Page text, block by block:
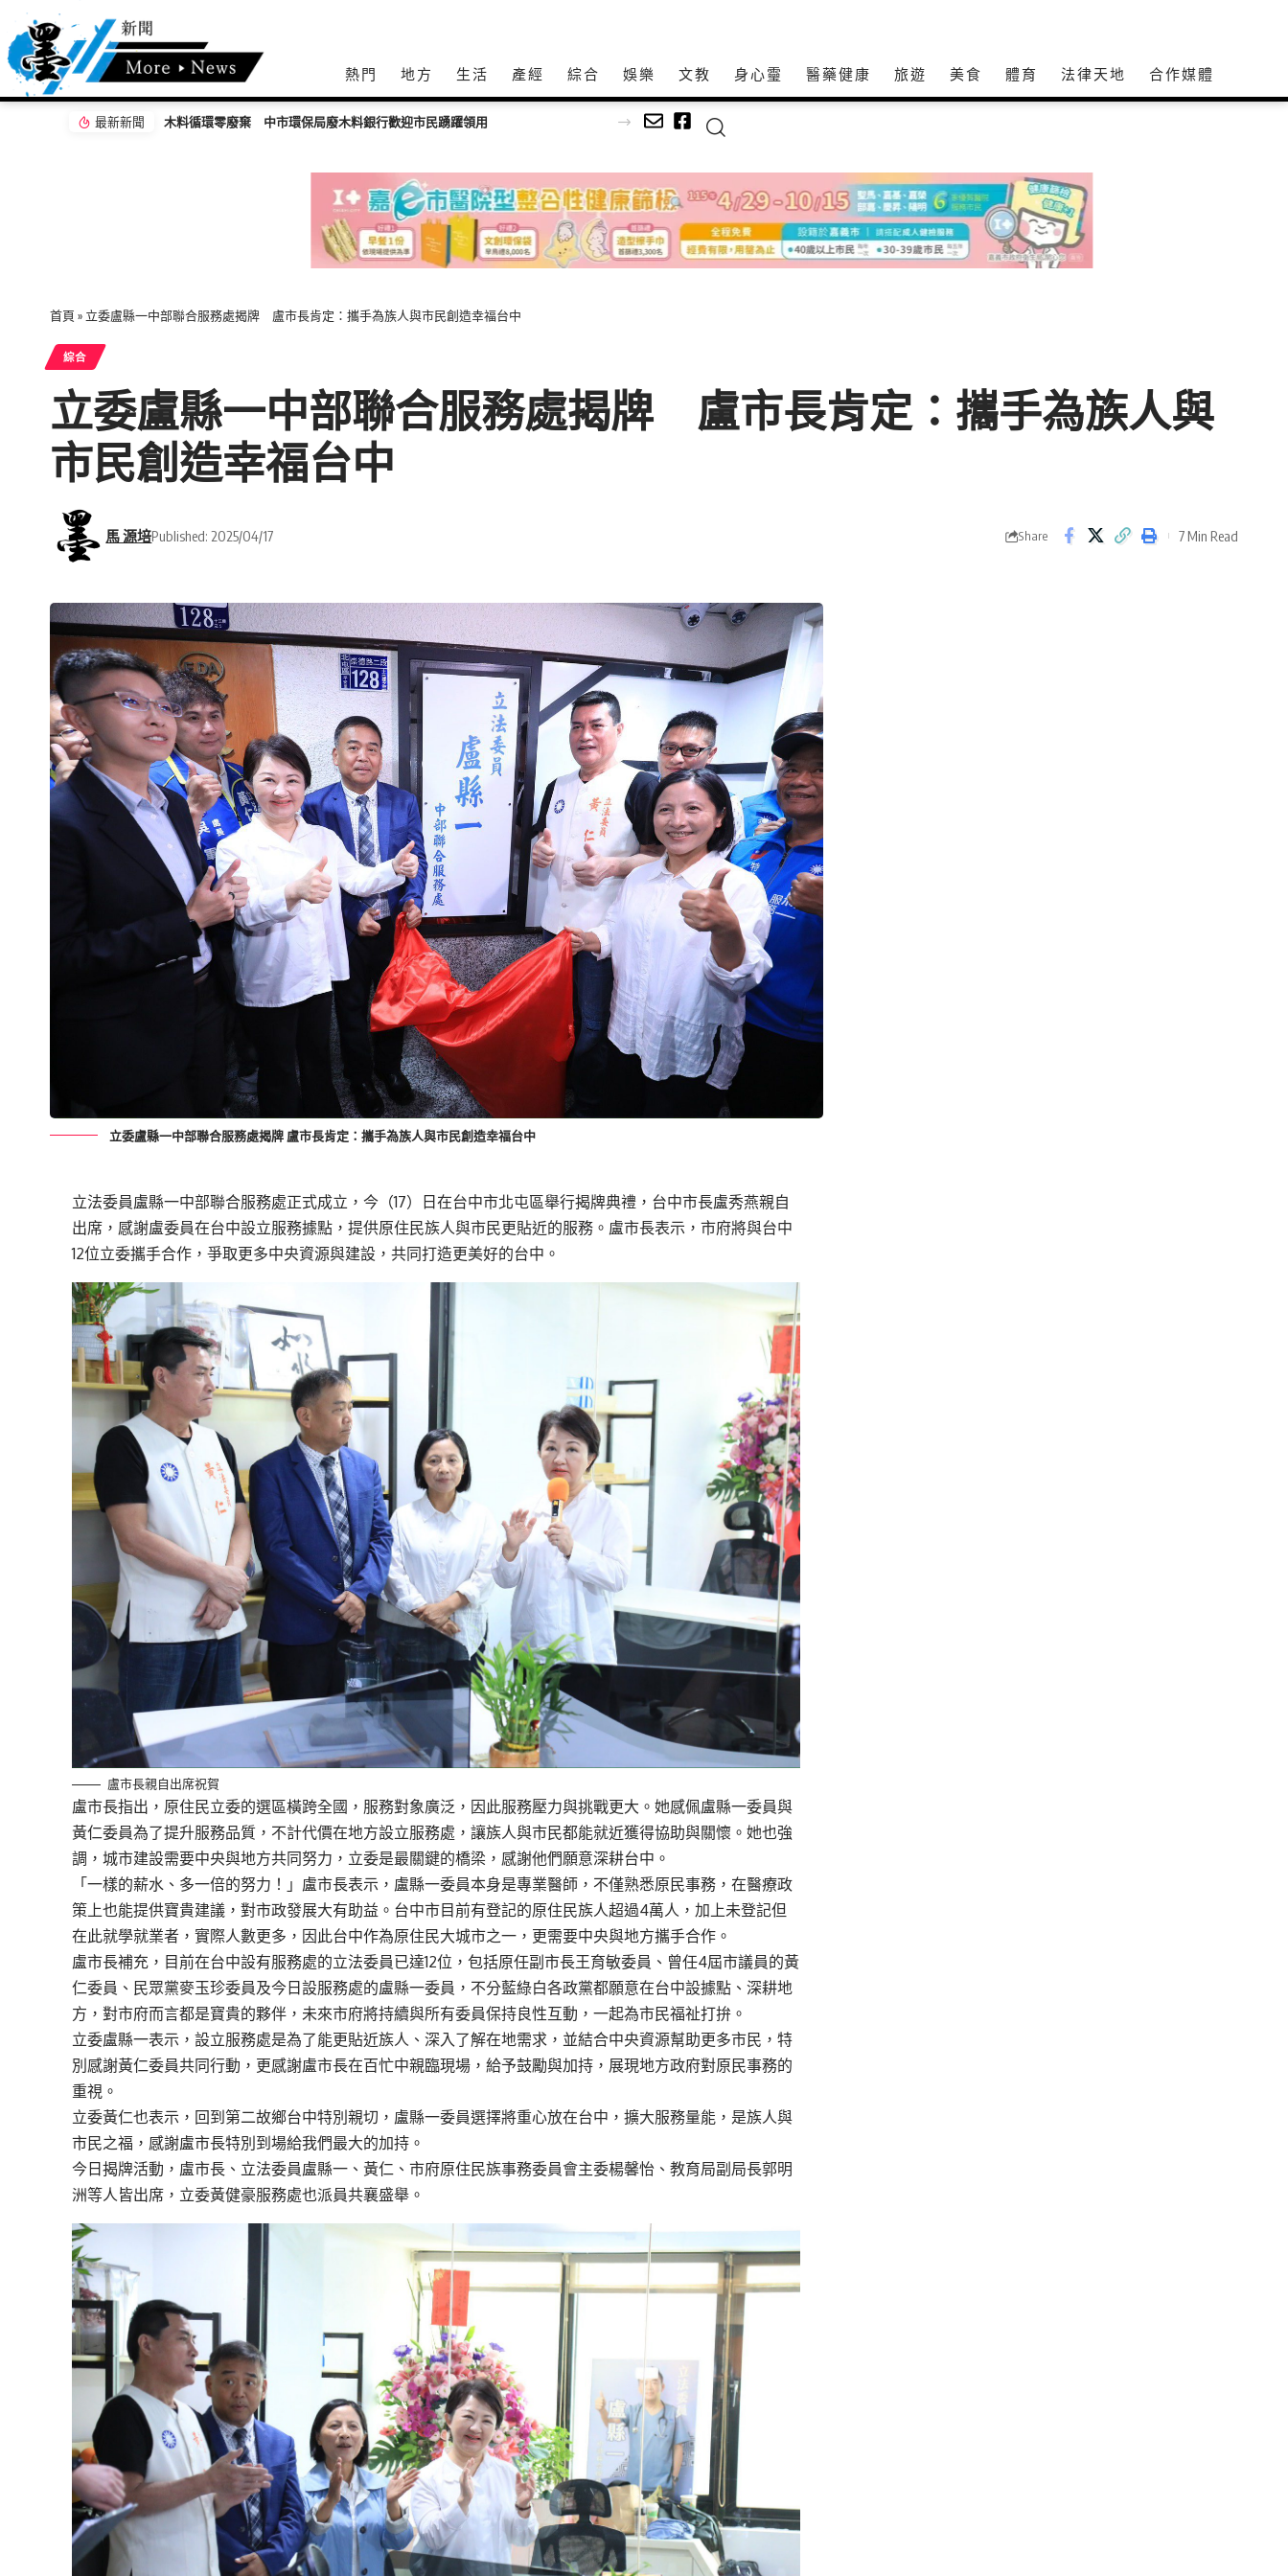
熱門 地方 生活 產經 綜合 娛樂 文教 身心𩆜 醫藥健康 旅遊 美食 體育 法律天地 合作媒體
最新新聞
首頁 » 立委盧縣一中部聯合服務處揭牌 盧市長肯定：攜手為族人與市民創造幸福台中
綜合
立委盧縣一中部聯合服務處揭牌 盧市長肯定：攜手為族人與
市民創造幸福台中
馬 源培Published: 2025/04/17 Share 7 Min Read
立委盧縣一中部聯合服務處揭牌 盧市長肯定：攜手為族人與市民創造幸福台中
立法委員盧縣一中部聯合服務處正式成立，今（17）日在台中市北屯區舉行揭牌典禮，台中市長盧秀燕親自
出席，感謝盧委員在台中設立服務據點，提供原住民族人與市民更貼近的服務。盧市長表示，市府將與台中
12位立委攜手合作，爭取更多中央資源與建設，共同打造更美好的台中。
盧市長親自出席祝賀
盧市長指出，原住民立委的選區橫跨全國，服務對象廣泛，因此服務壓力與挑戰更大。她感佩盧縣一委員與
黃仁委員為了提升服務品質，不計代價在地方設立服務處，讓族人與市民都能就近獲得協助與關懷。她也強
調，城市建設需要中央與地方共同努力，立委是最關鍵的橋梁，感謝他們願意深耕台中。
「一樣的薪水、多一倍的努力！」盧市長表示，盧縣一委員本身是專業醫師，不僅熟悉原民事務，在醫療政
策上也能提供寶貴建議，對市政發展大有助益。台中市目前有登記的原住民族人超過4萬人，加上未登記但
在此就學就業者，實際人數更多，因此台中作為原住民大城市之一，更需要中央與地方攜手合作。
盧市長補充，目前在台中設有服務處的立法委員已達12位，包括原任副市長王育敏委員、曾任4屆市議員的黃
仁委員、民眾黨麥玉珍委員及今日設服務處的盧縣一委員，不分藍綠白各政黨都願意在台中設據點、深耕地
方，對市府而言都是寶貴的夥伴，未來市府將持續與所有委員保持良性互動，一起為市民福祉打拚。
立委盧縣一表示，設立服務處是為了能更貼近族人、深入了解在地需求，並結合中央資源幫助更多市民，特
別感謝黃仁委員共同行動，更感謝盧市長在百忙中親臨現場，給予鼓勵與加持，展現地方政府對原民事務的
重視。
立委黃仁也表示，回到第二故鄉台中特別親切，盧縣一委員選擇將重心放在台中，擴大服務量能，是族人與
市民之福，感謝盧市長特別到場給我們最大的加持。
今日揭牌活動，盧市長、立法委員盧縣一、黃仁、市府原住民族事務委員會主委楊馨怡、教育局副局長郭明
洲等人皆出席，立委黃健豪服務處也派員共襄盛舉。